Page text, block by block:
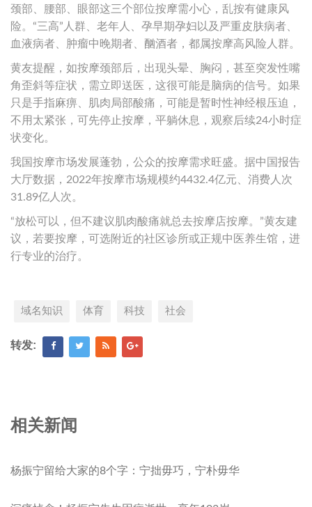
颈部、腰部、眼部这三个部位按摩需小心，乱按有健康风
险。“三高”人群、老年人、孕早期孕妇以及严重皮肤病者、
血液病者、肿瘤中晚期者、酗酒者，都属按摩高风险人群。
黄友提醒，如按摩颈部后，出现头晕、胸闷，甚至突发性嘴
角歪斜等症状，需立即送医，这很可能是脑病的信号。如果
只是手指麻痹、肌肉局部酸痛，可能是暂时性神经根压迫，
不用太紧张，可先停止按摩，平躺休息，观察后续24小时症
状变化。
我国按摩市场发展蓬勃，公众的按摩需求旺盛。据中国报告
大厅数据，2022年按摩市场规模约4432.4亿元、消费人次
31.89亿人次。
“放松可以，但不建议肌肉酸痛就总去按摩店按摩。”黄友建
议，若要按摩，可选附近的社区诊所或正规中医养生馆，进
行专业的治疗。
域名知识 体育 科技 社会
转发:
相关新闻
杨振宁留给大家的8个字：宁拙毋巧，宁朴毋华